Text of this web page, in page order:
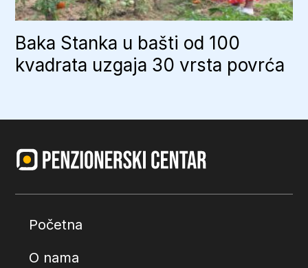
Baka Stanka u bašti od 100
kvadrata uzgaja 30 vrsta povrća
Početna
O nama